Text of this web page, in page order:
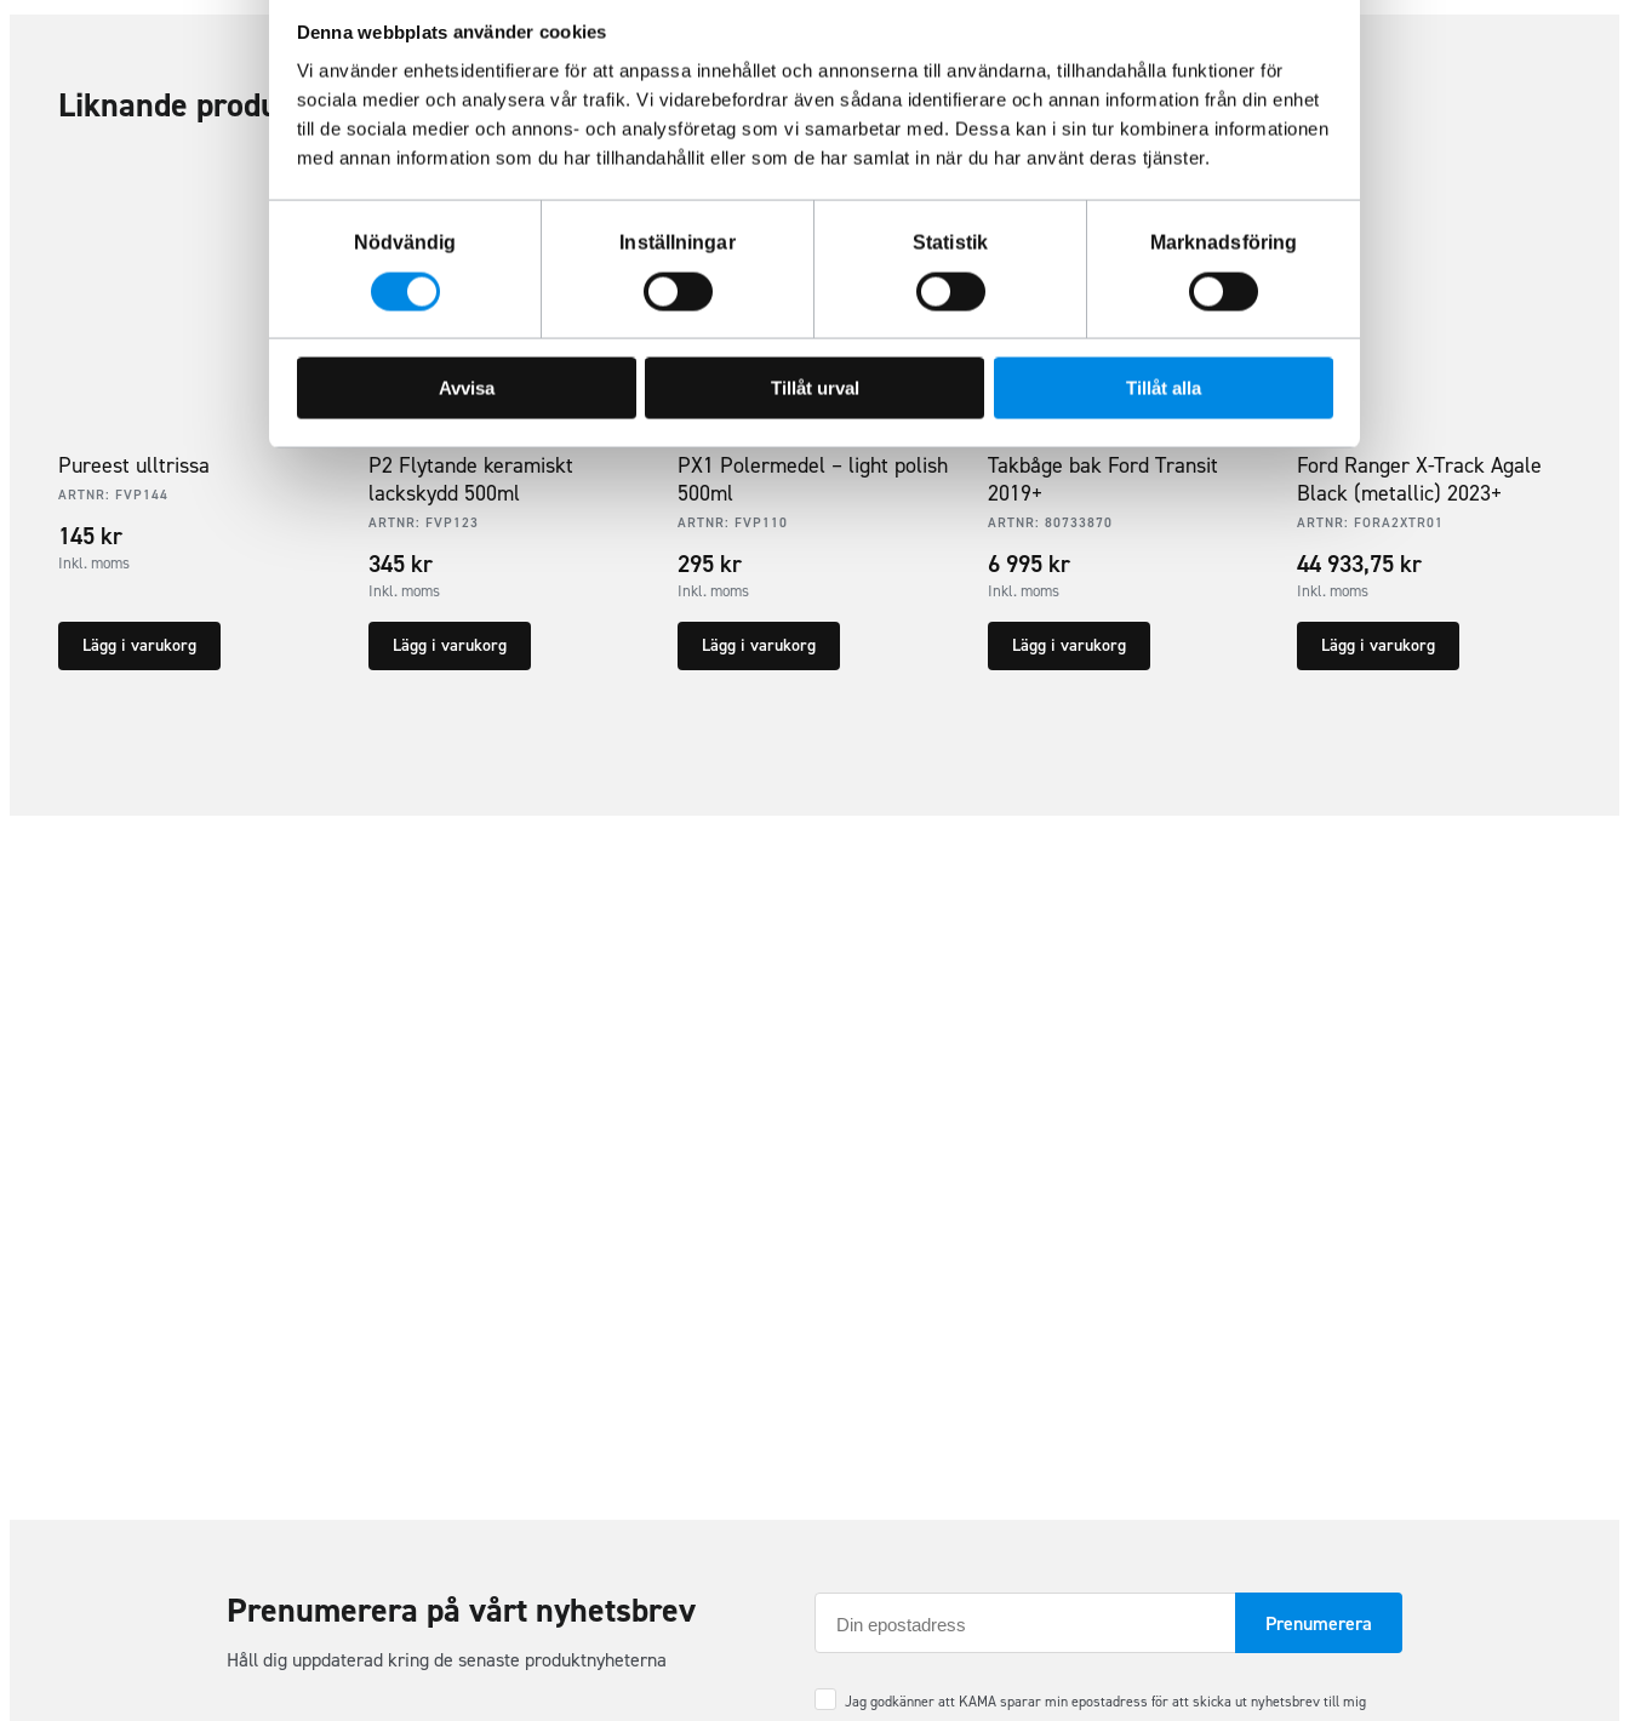
Denna webbplats använder cookies
Vi använder enhetsidentifierare för att anpassa innehållet och annonserna till användarna, tillhandahålla funktioner för
sociala medier och analysera vår trafik. Vi vidarebefordrar även sådana identifierare och annan information från din enhet
till de sociala medier och annons- och analysföretag som vi samarbetar med. Dessa kan i sin tur kombinera informationen
med annan information som du har tillhandahållit eller som de har samlat in när du har använt deras tjänster.
Nödvändig
Inställningar Statistik Marknadsföring
Avvisa Tillåt urval Tillåt alla
Liknande produkter
Pureest ulltrissa
ARTNR: FVP144
145 kr
Inkl. moms
Lägg i varukorg
P2 Flytande keramiskt
lackskydd 500ml
ARTNR: FVP123
345 kr
Inkl. moms
Lägg i varukorg
PX1 Polermedel – light polish
500ml
ARTNR: FVP110
295 kr
Inkl. moms
Lägg i varukorg
Takbåge bak Ford Transit
2019+
ARTNR: 80733870
6 995 kr
Inkl. moms
Lägg i varukorg
Ford Ranger X-Track Agale
Black (metallic) 2023+
ARTNR: FORA2XTR01
44 933,75 kr
Inkl. moms
Lägg i varukorg
Prenumerera på vårt nyhetsbrev
Håll dig uppdaterad kring de senaste produktnyheterna
Samtycke*
Jag godkänner att KAMA sparar min epostadress för att skicka ut nyhetsbrev till mig